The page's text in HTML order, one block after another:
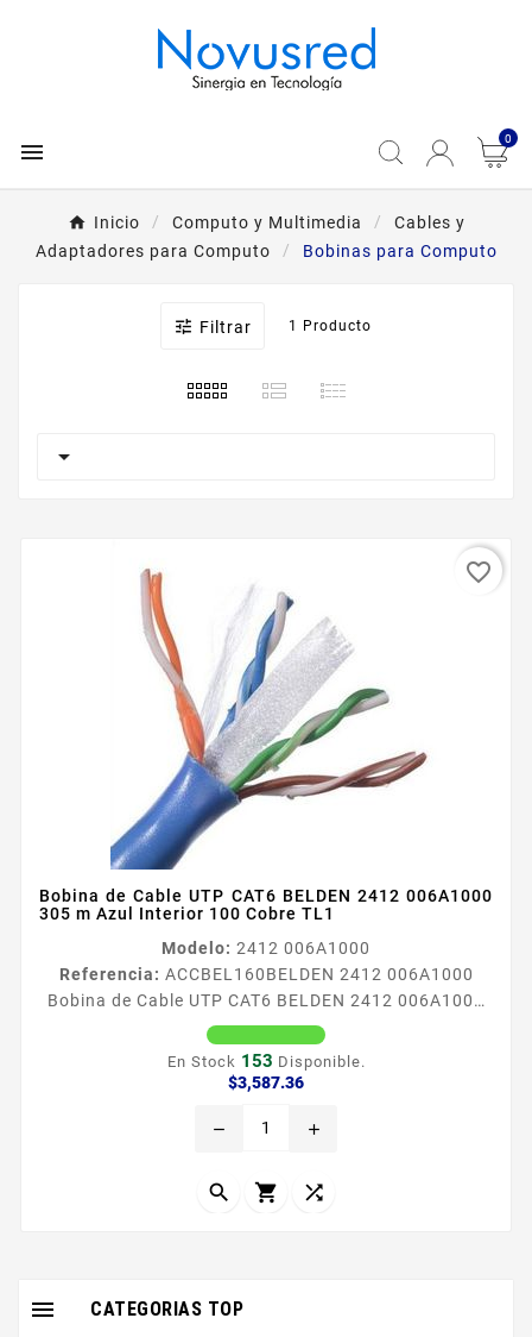
 0
Inicio Computo y Multimedia
Cables y
Adaptadores para Computo
Bobinas para Computo
 Filtrar 1 Producto

Bobina de Cable UTP CAT6 BELDEN 2412 006A1000
305 m Azul Interior 100 Cobre TL1
Modelo: 2412 006A1000
Referencia: ACCBEL160BELDEN 2412 006A1000
Bobina de Cable UTP CAT6 BELDEN 2412 006A1000
305 m Azul Interior 100 Cobre TL1 Bobina de Cable
UTP CAT6 BELDEN 2412 006A1000 305 m Azul
Interior 100 Cobre
En Stock 153 Disponible.
$3,587.36Precio
remove add
  
favorite_border
CATEGORIAS TOP
